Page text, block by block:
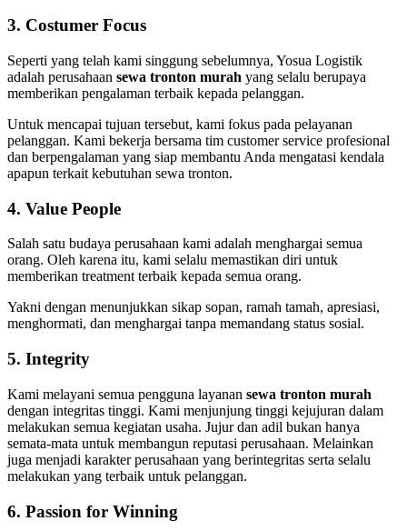
3. Costumer Focus
Seperti yang telah kami singgung sebelumnya, Yosua Logistik
adalah perusahaan sewa tronton murah yang selalu berupaya
memberikan pengalaman terbaik kepada pelanggan.
Untuk mencapai tujuan tersebut, kami fokus pada pelayanan
pelanggan. Kami bekerja bersama tim customer service profesional
dan berpengalaman yang siap membantu Anda mengatasi kendala
apapun terkait kebutuhan sewa tronton.
4. Value People
Salah satu budaya perusahaan kami adalah menghargai semua
orang. Oleh karena itu, kami selalu memastikan diri untuk
memberikan treatment terbaik kepada semua orang.
Yakni dengan menunjukkan sikap sopan, ramah tamah, apresiasi,
menghormati, dan menghargai tanpa memandang status sosial.
5. Integrity
Kami melayani semua pengguna layanan sewa tronton murah
dengan integritas tinggi. Kami menjunjung tinggi kejujuran dalam
melakukan semua kegiatan usaha. Jujur dan adil bukan hanya
semata-mata untuk membangun reputasi perusahaan. Melainkan
juga menjadi karakter perusahaan yang berintegritas serta selalu
melakukan yang terbaik untuk pelanggan.
6. Passion for Winning